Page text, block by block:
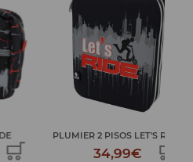
PLUMIER 2 PISOS LET'S RIDE
34,99€